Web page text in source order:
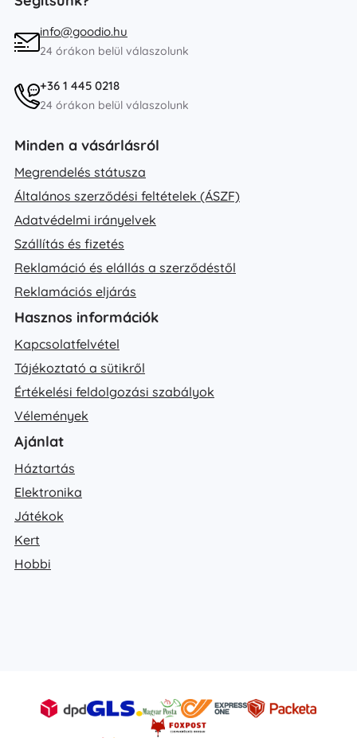
info@goodio.hu
24 órákon belül válaszolunk
+36 1 445 0218
24 órákon belül válaszolunk
Minden a vásárlásról
Megrendelés státusza
Általános szerződési feltételek (ÁSZF)
Adatvédelmi irányelvek
Szállítás és fizetés
Reklamáció és elállás a szerződéstől
Reklamációs eljárás
Hasznos információk
Kapcsolatfelvétel
Tájékoztató a sütikről
Értékelési feldolgozási szabályok
Vélemények
Ajánlat
Háztartás
Elektronika
Játékok
Kert
Hobbi